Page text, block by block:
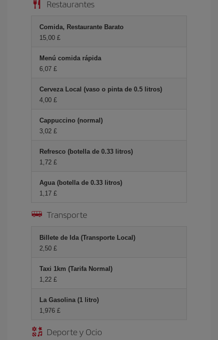
Restaurantes
Comida, Restaurante Barato
15,00 £
Menú comida rápida
6,07 £
Cerveza Local (vaso o pinta de 0.5 litros)
4,00 £
Cappuccino (normal)
3,02 £
Refresco (botella de 0.33 litros)
1,72 £
Agua (botella de 0.33 litros)
1,17 £
Transporte
Billete de Ida (Transporte Local)
2,50 £
Taxi 1km (Tarifa Normal)
1,22 £
La Gasolina (1 litro)
1,976 £
Deporte y Ocio